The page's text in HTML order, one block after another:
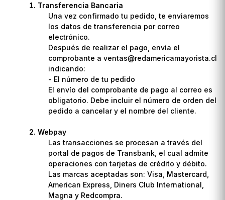
Transferencia Bancaria
Una vez confirmado tu pedido, te enviaremos
los datos de transferencia por correo
electrónico.
Después de realizar el pago, envía el
comprobante a ventas@redamericamayorista.cl
indicando:
- El número de tu pedido
El envío del comprobante de pago al correo es
obligatorio. Debe incluir el número de orden del
pedido a cancelar y el nombre del cliente.
Webpay
Las transacciones se procesan a través del
portal de pagos de Transbank, el cual admite
operaciones con tarjetas de crédito y débito.
Las marcas aceptadas son: Visa, Mastercard,
American Express, Diners Club International,
Magna y Redcompra.